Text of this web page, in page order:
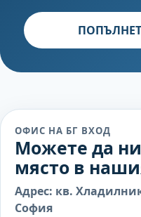
ОФИС НА БГ ВХОД
Можете да
място в
Адрес: кв.
София